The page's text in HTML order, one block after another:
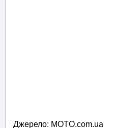
Джерело: MOTO.com.ua